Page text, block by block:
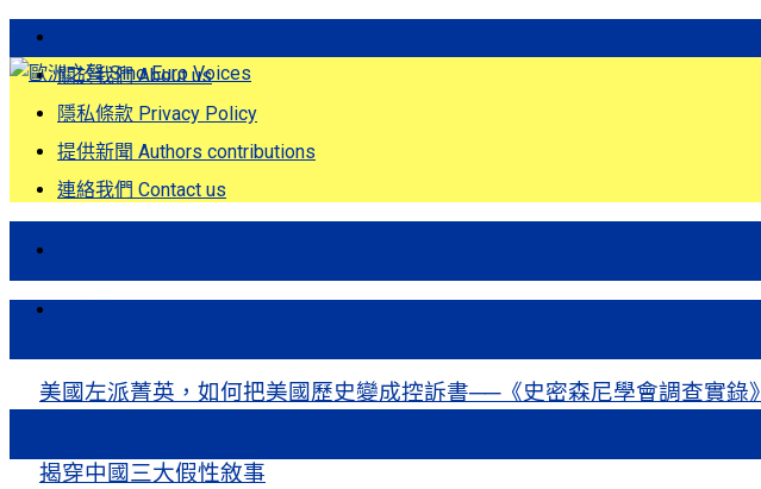
關於我們 About us
隱私條款 Privacy Policy
提供新聞 Authors contributions
連絡我們 Contact us
美國左派菁英，如何把美國歷史變成控訴書──《史密森尼學會調查實錄》
揭穿中國三大假性敘事